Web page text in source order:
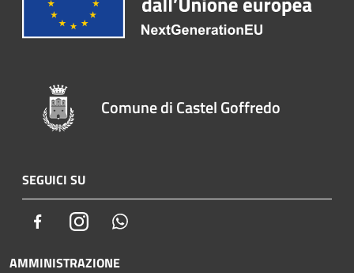
Comune di Castel Goffredo
SEGUICI SU
FacebookInstagram
AMMINISTRAZIONE